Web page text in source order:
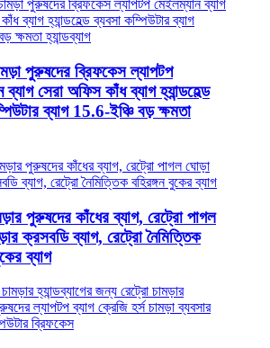
পুরুষদের ব্রিফকেস ল্যাপটপ
সেরা অফিস কাঁধ ব্যাগ হ্যান্ডহেল্ড
ব্যাগ 15.6-ইঞ্চি বড় ক্ষমতা
পুরুষদের কাঁধের ব্যাগ, রেট্রো পাগল
ক্রসবডি ব্যাগ, রেট্রো নৈমিত্তিক
ব্যাগ